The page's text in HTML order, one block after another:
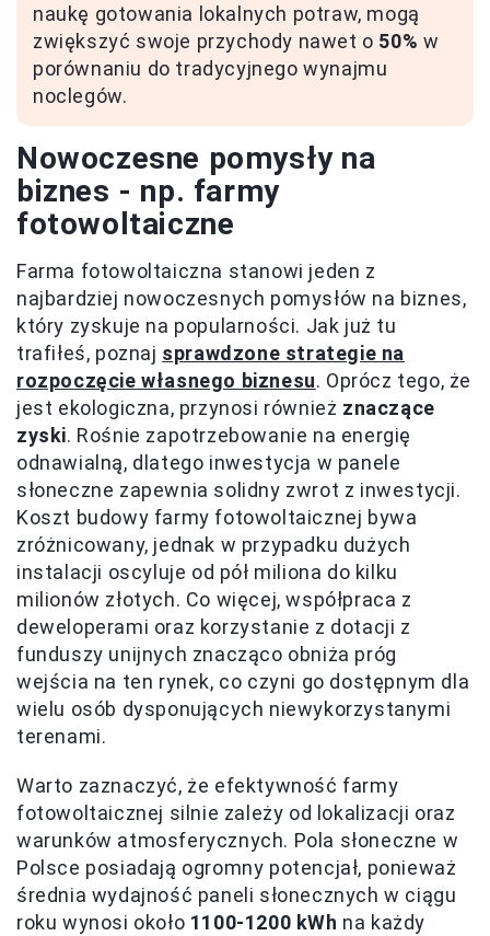
naukę gotowania lokalnych potraw, mogą
zwiększyć swoje przychody nawet o 50% w
porównaniu do tradycyjnego wynajmu
noclegów.
Nowoczesne pomysły na
biznes - np. farmy
fotowoltaiczne
Farma fotowoltaiczna stanowi jeden z
najbardziej nowoczesnych pomysłów na biznes,
który zyskuje na popularności. Jak już tu
trafiłeś, poznaj sprawdzone strategie na
rozpoczęcie własnego biznesu. Oprócz tego, że
jest ekologiczna, przynosi również znaczące
zyski. Rośnie zapotrzebowanie na energię
odnawialną, dlatego inwestycja w panele
słoneczne zapewnia solidny zwrot z inwestycji.
Koszt budowy farmy fotowoltaicznej bywa
zróżnicowany, jednak w przypadku dużych
instalacji oscyluje od pół miliona do kilku
milionów złotych. Co więcej, współpraca z
deweloperami oraz korzystanie z dotacji z
funduszy unijnych znacząco obniża próg
wejścia na ten rynek, co czyni go dostępnym dla
wielu osób dysponujących niewykorzystanymi
terenami.
Warto zaznaczyć, że efektywność farmy
fotowoltaicznej silnie zależy od lokalizacji oraz
warunków atmosferycznych. Pola słoneczne w
Polsce posiadają ogromny potencjał, ponieważ
średnia wydajność paneli słonecznych w ciągu
roku wynosi około 1100-1200 kWh na każdy